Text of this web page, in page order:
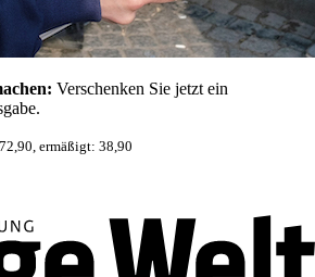
Verschenken Sie jetzt ein
ermäßigt: 38,90